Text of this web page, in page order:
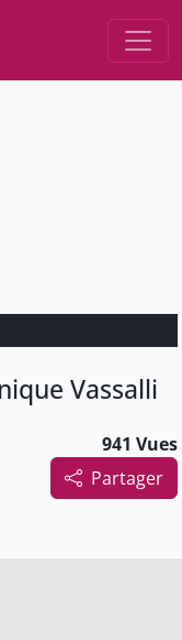
Vassalli
941 Vues
Partager